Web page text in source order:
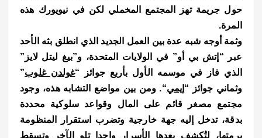
حول جريمة تهز المجتمع المخملي لكن في نيويورك هذه
المرة.
وثمة أوجه شبه عدة بين العمل الجديد الذي انطلق بثه الأحد
عبر “إتش بي أو” في الولايات المتحدة، و”بيغ ليتل لايز”
الذي فاز في موسمه الأول بأربع جوائز “غولدن غلوب”
وثماني جوائز “ إيمي“. ومن بين مواضع التشابه هذه، وجود
مجتمع مصغر قائم على المال وقواعد سلوكية محددة
بدقة، تدخل إليه جهة خارجية وتضرب استقرار المنظومة
برمتها، لتُكشف بعدها
الأسرارواحدا تلو الآخر وتسقط